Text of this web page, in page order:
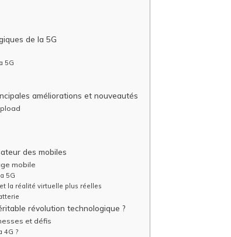
de la 5G
5G
améliorations et nouveautés
des mobiles
mobile
5G
la réalité virtuelle plus réelles
révolution technologique ?
et défis
4G ?